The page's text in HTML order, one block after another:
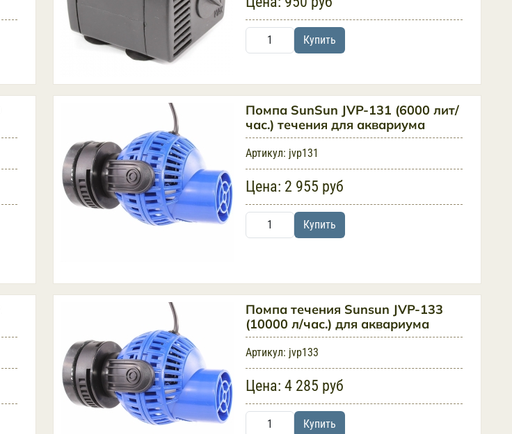
Купить
Помпа SunSun JVP-131 (6000 лит/
час.) течения для аквариума
Артикул: jvp131
Цена: 2 955 руб
Купить
Помпа течения Sunsun JVP-133
(10000 л/час.) для аквариума
Артикул: jvp133
Цена: 4 285 руб
Купить